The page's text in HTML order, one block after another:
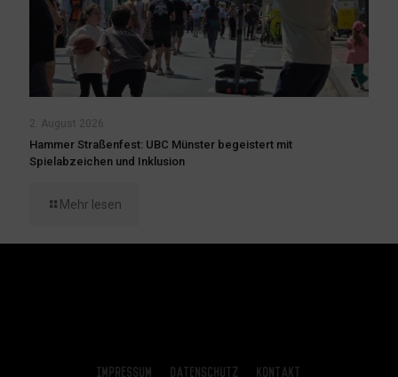
2. August 2026
Hammer Straßenfest: UBC Münster begeistert mit
Spielabzeichen und Inklusion
Mehr lesen
Impressum Datenschutz Kontakt